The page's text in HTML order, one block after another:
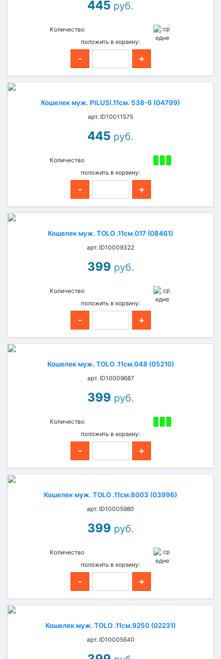
445 руб.
Количество
положить в корзину:
- +
Кошелек муж. PILUSI.11см. 538-6 (04799)
арт. ID10011575
445 руб.
Количество
положить в корзину:
- +
Кошелек муж. TOLO .11см.017 (08461)
арт. ID10009322
399 руб.
Количество
положить в корзину:
- +
Кошелек муж. TOLO .11см.048 (05210)
арт. ID10009687
399 руб.
Количество
положить в корзину:
- +
Кошелек муж. TOLO .11см.8003 (03996)
арт. ID10005980
399 руб.
Количество
положить в корзину:
- +
Кошелек муж. TOLO .11см.9250 (02231)
арт. ID10005640